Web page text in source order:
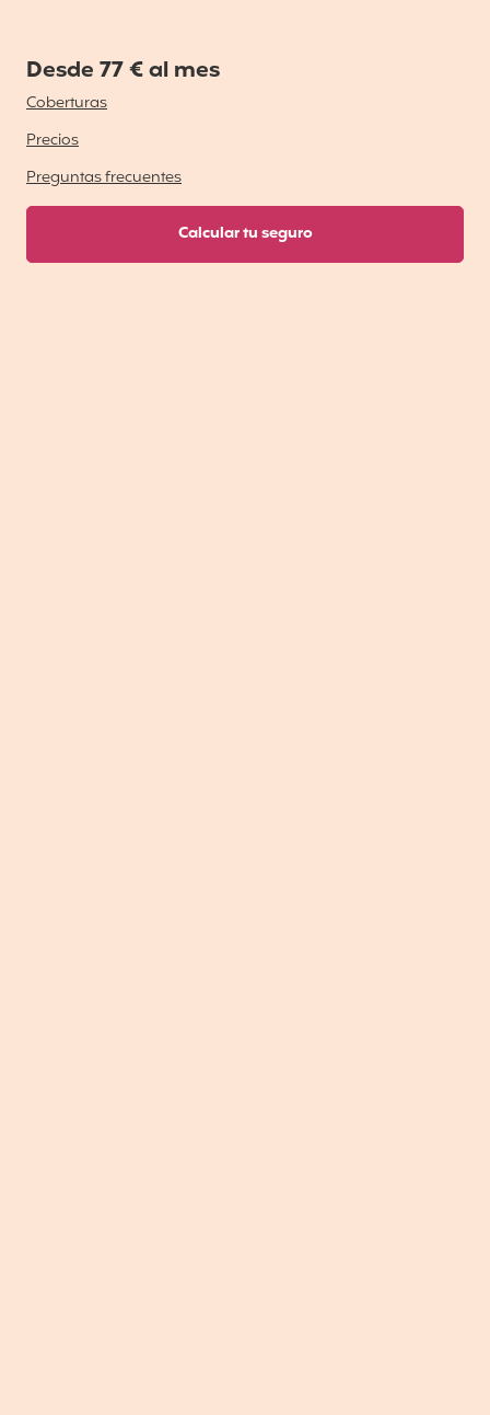
Desde 77 € al mes
Coberturas
Precios
Preguntas frecuentes
Calcular tu seguro